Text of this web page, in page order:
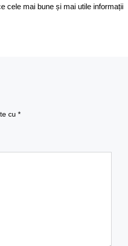
cele mai bune și mai utile informații
cu *